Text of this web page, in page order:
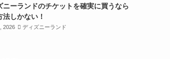
ニーランドのチケットを確実に買うなら
法しかない！
2026 ディズニーランド